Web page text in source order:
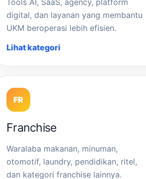
Tools AI, SaaS, agency, platform
digital, dan layanan yang membantu
UKM beroperasi lebih efisien.
Lihat kategori
FR
Franchise
Waralaba makanan, minuman,
otomotif, laundry, pendidikan, ritel,
dan kategori franchise lainnya.